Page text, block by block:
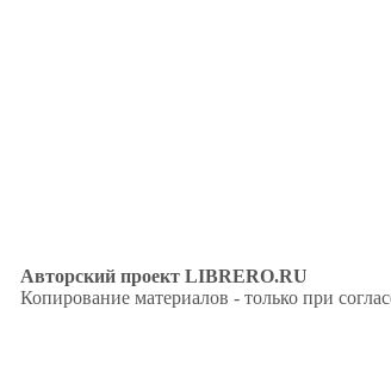
Авторский проект LIBRERO.RU
Копирование материалов - только при